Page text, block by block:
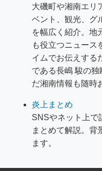
大磯町や湘南エリ
ベント、観光、グ
を幅広く紹介。地
も役立つニュース
イムでお伝えする
である長嶋 駿の
だ湘南情報も随時
炎上まとめ
SNSやネット上で
まとめて解説。背
ます。